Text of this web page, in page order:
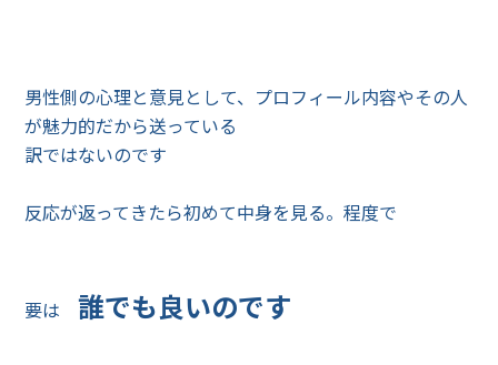
男性側の心理と意見として、プロフィール内容やその人
が魅力的だから送っている
訳ではないのです
反応が返ってきたら初めて中身を見る。程度で
要は誰でも良いのです